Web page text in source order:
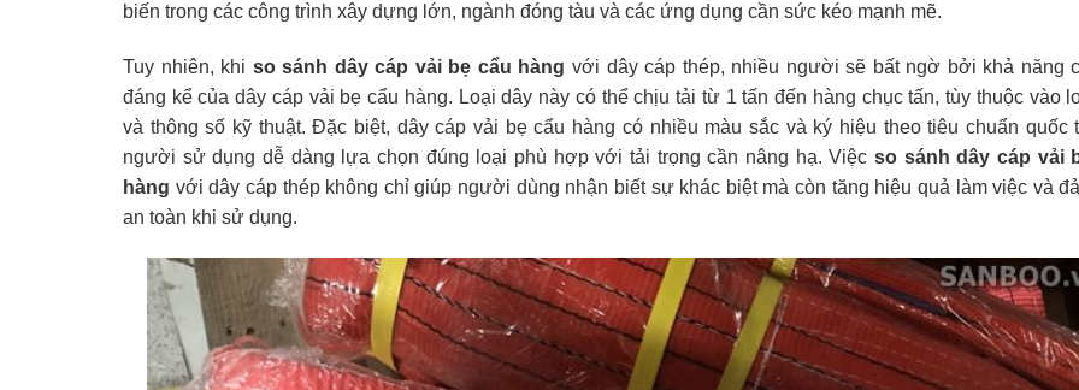
biến trong các công trình xây dựng lớn, ngành đóng tàu và các ứng dụng cần sức kéo mạnh mẽ.
Tuy nhiên, khi so sánh dây cáp vải bẹ cẩu hàng với dây cáp thép, nhiều người sẽ bất ngờ bởi khả năng
đáng kể của dây cáp vải bẹ cẩu hàng. Loại dây này có thể chịu tải từ 1 tấn đến hàng chục tấn, tùy thuộc vào
và thông số kỹ thuật. Đặc biệt, dây cáp vải bẹ cẩu hàng có nhiều màu sắc và ký hiệu theo tiêu chuẩn quốc
người sử dụng dễ dàng lựa chọn đúng loại phù hợp với tải trọng cần nâng hạ. Việc so sánh dây cáp vải
hàng với dây cáp thép không chỉ giúp người dùng nhận biết sự khác biệt mà còn tăng hiệu quả làm việc và
an toàn khi sử dụng.